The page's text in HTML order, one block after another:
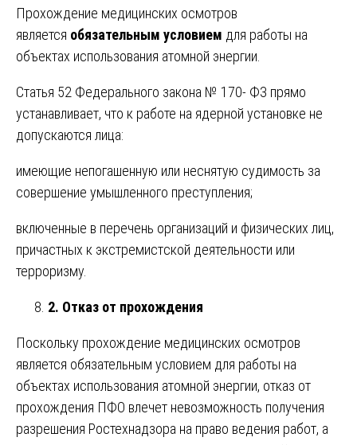
Прохождение медицинских осмотров
является обязательным условием для работы на
объектах использования атомной энергии.
Статья 52 Федерального закона № 170- ФЗ прямо
устанавливает, что к работе на ядерной установке не
допускаются лица:
имеющие непогашенную или неснятую судимость за
совершение умышленного преступления;
включенные в перечень организаций и физических лиц,
причастных к экстремистской деятельности или
терроризму.
2. Отказ от прохождения
Поскольку прохождение медицинских осмотров
является обязательным условием для работы на
объектах использования атомной энергии, отказ от
прохождения ПФО влечет невозможность получения
разрешения Ростехнадзора на право ведения работ, а